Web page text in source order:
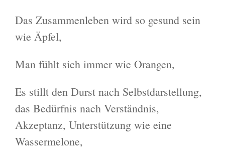
Das Zusammenleben wird so gesund sein
wie Äpfel,
Man fühlt sich immer wie Orangen,
Es stillt den Durst nach Selbstdarstellung,
das Bedürfnis nach Verständnis,
Akzeptanz, Unterstützung wie eine
Wassermelone,